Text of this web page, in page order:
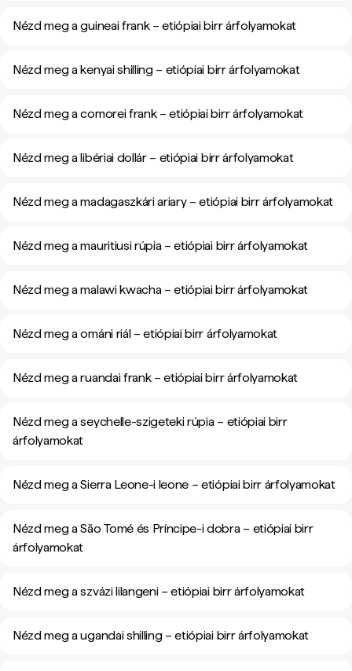
Nézd meg a guineai frank – etiópiai birr árfolyamokat
Nézd meg a kenyai shilling – etiópiai birr árfolyamokat
Nézd meg a comorei frank – etiópiai birr árfolyamokat
Nézd meg a libériai dollár – etiópiai birr árfolyamokat
Nézd meg a madagaszkári ariary – etiópiai birr árfolyamokat
Nézd meg a mauritiusi rúpia – etiópiai birr árfolyamokat
Nézd meg a malawi kwacha – etiópiai birr árfolyamokat
Nézd meg a ománi riál – etiópiai birr árfolyamokat
Nézd meg a ruandai frank – etiópiai birr árfolyamokat
Nézd meg a seychelle-szigeteki rúpia – etiópiai birr
árfolyamokat
Nézd meg a Sierra Leone-i leone – etiópiai birr árfolyamokat
Nézd meg a São Tomé és Príncipe-i dobra – etiópiai birr
árfolyamokat
Nézd meg a szvázi lilangeni – etiópiai birr árfolyamokat
Nézd meg a ugandai shilling – etiópiai birr árfolyamokat